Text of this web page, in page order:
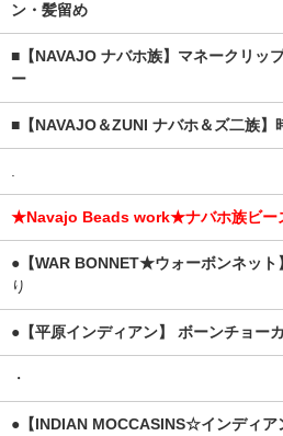
ン・髪留め
■【NAVAJO ナバホ族】マネークリッ
ー
■【NAVAJO＆ZUNI ナバホ＆ズ二族】
.
★Navajo Beads work★ナバホ族ビー
●【WAR BONNET★ウォーボンネット】
り
●【平原インディアン】 ボーンチョー
・
●【INDIAN MOCCASINS☆インディア